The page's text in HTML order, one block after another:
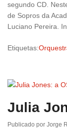
segundo CD.
de Sopros da
Luciano Pereira.
Etiquetas:
Julia
Publicado por Jorge